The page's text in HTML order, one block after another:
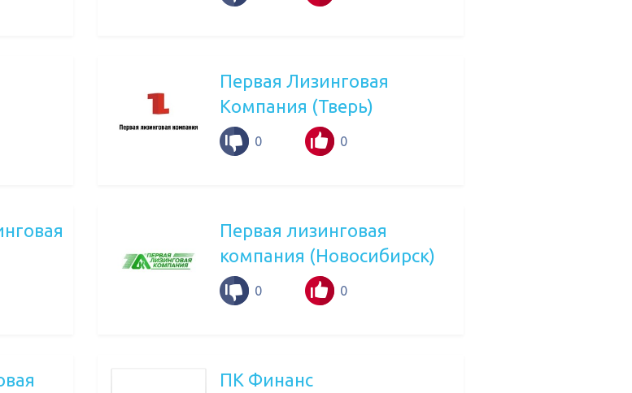
Первая Лизинговая
Компания (Тверь)
0 0
Первая лизинговая
компания (Новосибирск)
0 0
ПК Финанс